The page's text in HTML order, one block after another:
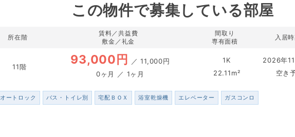
この物件で募集している部屋
所在階
賃料／共益費
敷金／礼金
間取り
専有面積
入居
11階 93,000円 ／11,000円
0ヶ月 ／ 1ヶ月
1K
22.11m²
2026年
空き
オートロック バス・トイレ別 宅配ＢＯＸ 浴室乾燥機 エレベーター ガスコンロ